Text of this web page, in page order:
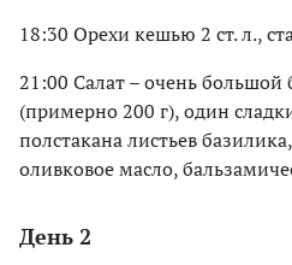
18:30 Орехи кешью 2 ст. л.,
21:00 Салат – очень
(примерно 200 г), один
полстакана листьев
оливковое масло,
День 2